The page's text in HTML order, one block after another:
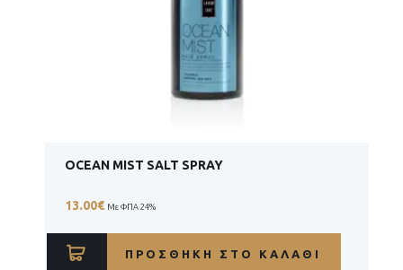
OCEAN MIST SALT SPRAY
13.00€ Με ΦΠΑ 24%
ΠΡΟΣΘΉΚΗ ΣΤΟ ΚΑΛΆΘΙ